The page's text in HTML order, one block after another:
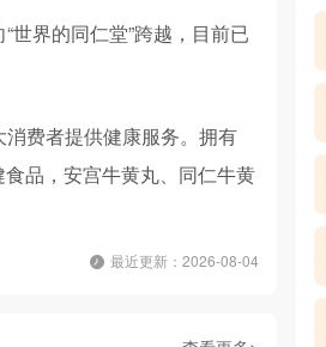
世界的同仁堂”跨越，目前已
费者提供健康服务。拥有
品，安宫牛黄丸、同仁牛黄
最近更新：2026-08-04